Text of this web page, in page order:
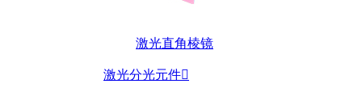
激光直角棱镜
激光分光元件